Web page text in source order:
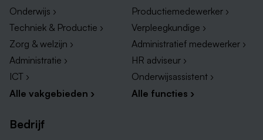
Onderwijs ›
Techniek & Productie ›
Zorg & welzijn ›
Administratie ›
ICT ›
Alle vakgebieden ›
Productiemedewerker ›
Verpleegkundige ›
Administratief medewerker ›
HR adviseur ›
Onderwijsassistent ›
Alle functies ›
Bedrijf